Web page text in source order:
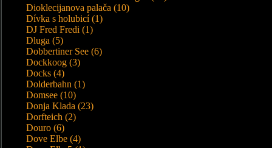
Dioklecijanova palača (10)
Dívka s holubicí (1)
DJ Fred Fredi (1)
Dluga (5)
Dobbertiner See (6)
Dockkoog (3)
Docks (4)
Dolderbahn (1)
Domsee (10)
Donja Klada (23)
Dorfteich (2)
Douro (6)
Dove Elbe (4)